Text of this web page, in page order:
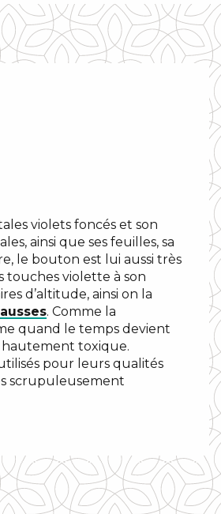
violets foncés et son
ainsi que ses feuilles, sa
le bouton est lui aussi très
touches violette à son
d’altitude, ainsi on la
. Comme la
quand le temps devient
hautement toxique.
pour leurs qualités
scrupuleusement